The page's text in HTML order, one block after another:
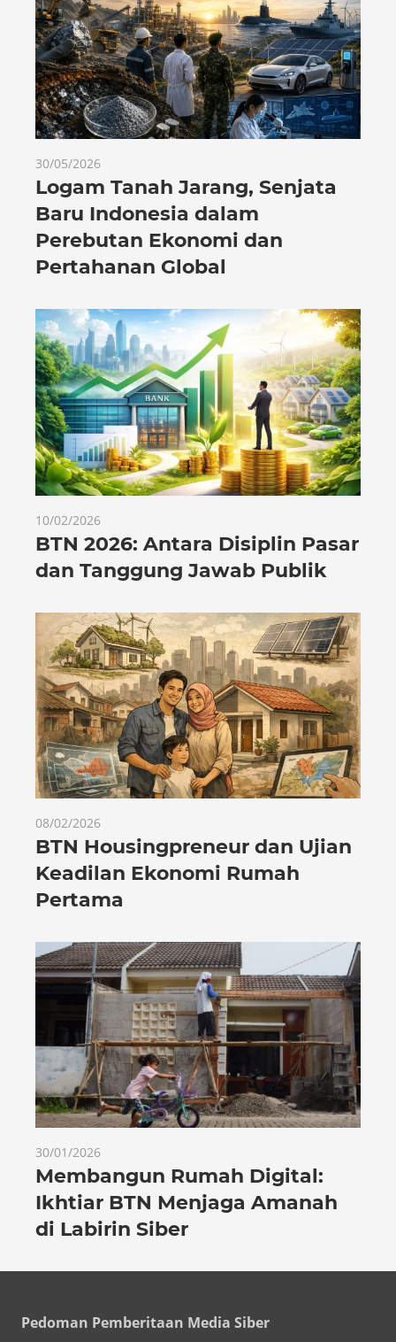
30/05/2026
Logam Tanah Jarang, Senjata
Baru Indonesia dalam
Perebutan Ekonomi dan
Pertahanan Global
10/02/2026
BTN 2026: Antara Disiplin Pasar
dan Tanggung Jawab Publik
08/02/2026
BTN Housingpreneur dan Ujian
Keadilan Ekonomi Rumah
Pertama
30/01/2026
Membangun Rumah Digital:
Ikhtiar BTN Menjaga Amanah
di Labirin Siber
Pedoman Pemberitaan Media Siber